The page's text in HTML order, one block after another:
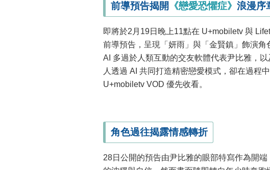
前導預告揭開 《戀愛恐懼症》 浪漫序
即將於2月19日晚上11點在 U+mobiletv 與
前導預告，呈現「妍雨」與「金賢鎮」飾演
AI 多過於人類互動的交友軟體代表尹比雅，
人透過 AI 共同打造精密戀愛模式，卻在過程
U+mobiletv VOD 優先收看。
角色過往揭露情感轉折
28日公開的預告由尹比雅的眼部特寫作為開